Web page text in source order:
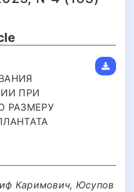
ПРИ
РАЗМЕРУ
Каримович, Юсупов